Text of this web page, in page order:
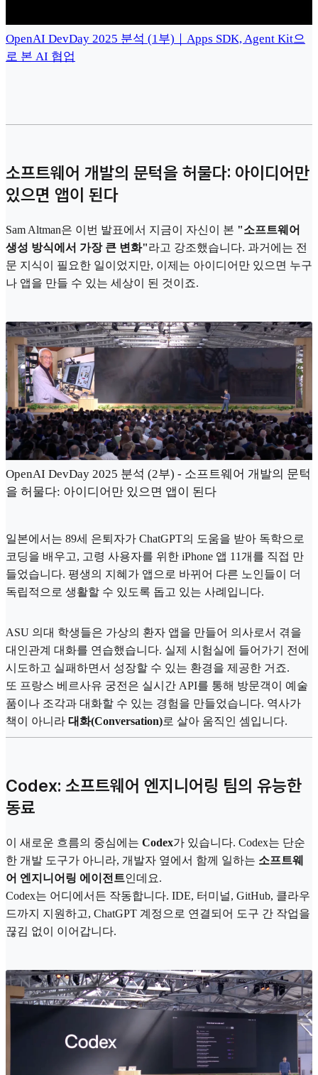
OpenAI DevDay 2025 분석 (1부)｜Apps SDK, Agent Kit으
로 본 AI 협업
소프트웨어 개발의 문턱을 허물다: 아이디어만
있으면 앱이 된다
Sam Altman은 이번 발표에서 지금이 자신이 본 "소프트웨어
생성 방식에서 가장 큰 변화"라고 강조했습니다. 과거에는 전
문 지식이 필요한 일이었지만, 이제는 아이디어만 있으면 누구
나 앱을 만들 수 있는 세상이 된 것이죠.
OpenAI DevDay 2025 분석 (2부) - 소프트웨어 개발의 문턱
을 허물다: 아이디어만 있으면 앱이 된다
일본에서는 89세 은퇴자가 ChatGPT의 도움을 받아 독학으로
코딩을 배우고, 고령 사용자를 위한 iPhone 앱 11개를 직접 만
들었습니다. 평생의 지혜가 앱으로 바뀌어 다른 노인들이 더
독립적으로 생활할 수 있도록 돕고 있는 사례입니다.
ASU 의대 학생들은 가상의 환자 앱을 만들어 의사로서 겪을
대인관계 대화를 연습했습니다. 실제 시험실에 들어가기 전에
시도하고 실패하면서 성장할 수 있는 환경을 제공한 거죠.
또 프랑스 베르사유 궁전은 실시간 API를 통해 방문객이 예술
품이나 조각과 대화할 수 있는 경험을 만들었습니다. 역사가
책이 아니라 대화(Conversation)로 살아 움직인 셈입니다.
Codex: 소프트웨어 엔지니어링 팀의 유능한
동료
이 새로운 흐름의 중심에는 Codex가 있습니다. Codex는 단순
한 개발 도구가 아니라, 개발자 옆에서 함께 일하는 소프트웨
어 엔지니어링 에이전트인데요.
Codex는 어디에서든 작동합니다. IDE, 터미널, GitHub, 클라우
드까지 지원하고, ChatGPT 계정으로 연결되어 도구 간 작업을
끊김 없이 이어갑니다.